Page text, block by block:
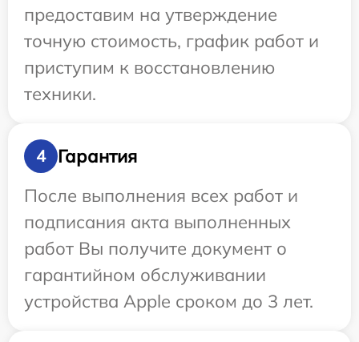
предоставим на утверждение
точную стоимость, график работ и
приступим к восстановлению
техники.
4
Гарантия
После выполнения всех работ и
подписания акта выполненных
работ Вы получите документ о
гарантийном обслуживании
устройства Apple сроком до 3 лет.